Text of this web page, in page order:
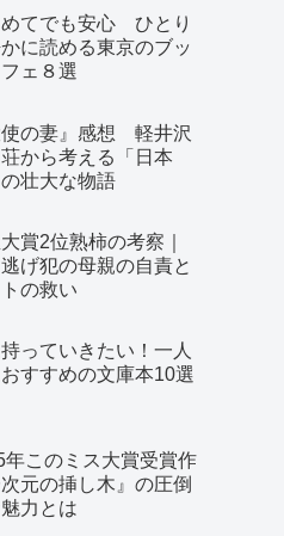
てでも安心 ひとり
に読める東京のブッ
ェ８選
使の妻』感想 軽井沢
から考える「日本
の壮大な物語
賞2位熟柿の考察｜
げ犯の母親の自責と
の救い
っていきたい！一人
すすめの文庫本10選
年このミス大賞受賞作
次元の挿し木』の圧倒
力とは